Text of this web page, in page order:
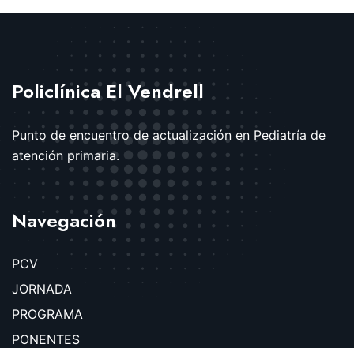
Policlínica El Vendrell
Punto de encuentro de actualización en Pediatría de
atención primaria.
Navegación
PCV
JORNADA
PROGRAMA
PONENTES